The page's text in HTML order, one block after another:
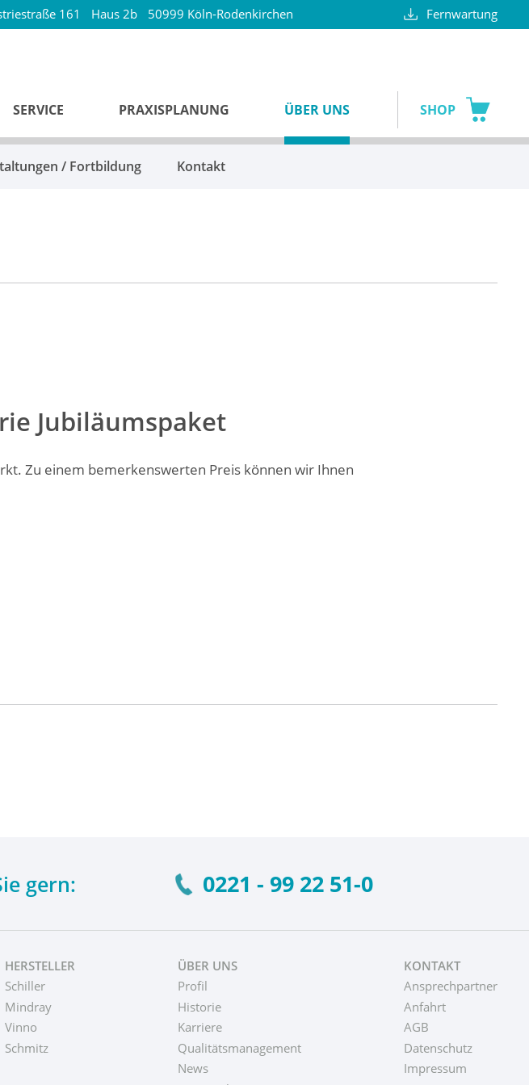
161 Haus 2b 50999 Köln-Rodenkirchen Fernwartung
SERVICE PRAXISPLANUNG ÜBER UNS SHOP
/ Fortbildung Kontakt
Jubiläumspaket
Zu einem bemerkenswerten Preis können wir Ihnen
gern: 0221 - 99 22 51-0
HERSTELLER
Schiller
Mindray
Vinno
Schmitz
ÜBER UNS
Profil
Historie
Karriere
Qualitätsmanagement
News
KONTAKT
Ansprechpartner
Anfahrt
AGB
Datenschutz
Impressum